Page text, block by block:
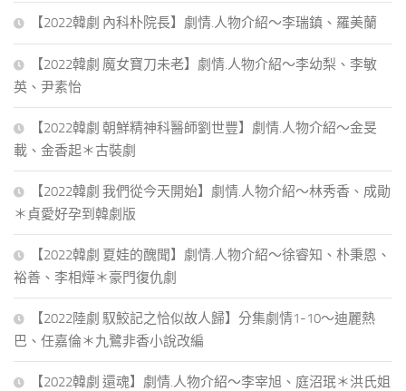
【2022韓劇 內科朴院長】劇情.人物介紹～李瑞鎮、羅美蘭
【2022韓劇 魔女寶刀未老】劇情.人物介紹～李幼梨、李敏
英、尹素怡
【2022韓劇 朝鮮精神科醫師劉世豐】劇情.人物介紹～金旻
載、金香起＊古裝劇
【2022韓劇 我們從今天開始】劇情.人物介紹～林秀香、成勛
＊貞愛好孕到韓劇版
【2022韓劇 夏娃的醜聞】劇情.人物介紹～徐睿知、朴秉恩、
裕善、李相燁＊豪門復仇劇
【2022陸劇 馭鮫記之恰似故人歸】分集劇情1-10～迪麗熱
巴、任嘉倫＊九鷺非香小說改編
【2022韓劇 還魂】劇情.人物介紹～李宰旭、庭沼珉＊洪氏姐